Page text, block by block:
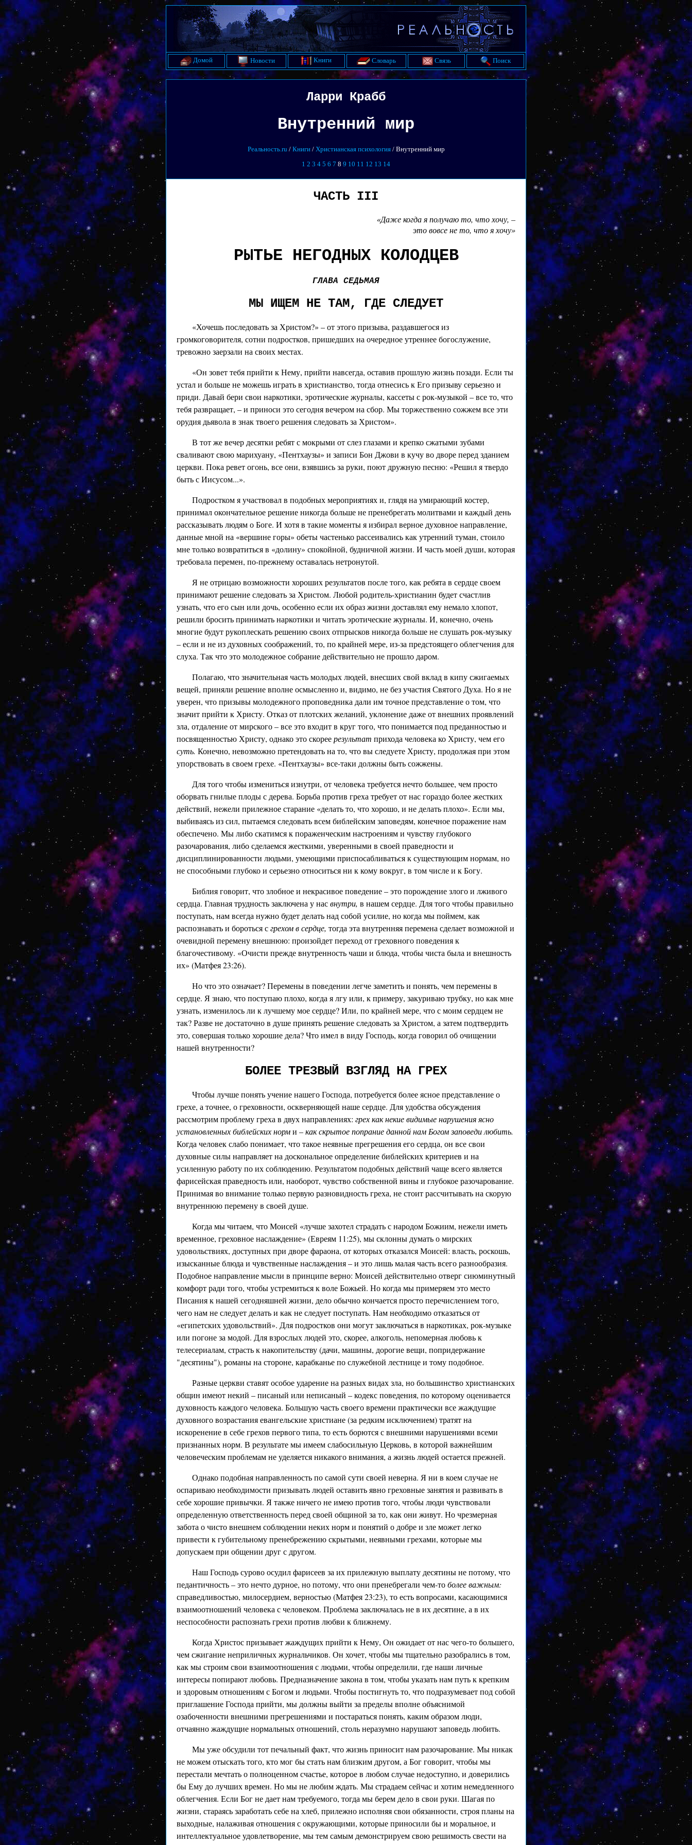
Домой Новости Книги Словарь Связь Поиск
Ларри Крабб
Внутренний мир
Реальность.ru / Книги/ Христианская психология / Внутренний мир
1 2 3 4 5 6 7 8 9 10 11 12 13 14
ЧАСТЬ III
«Даже когда я получаю то, что хочу, –
это вовсе не то, что я хочу»
РЫТЬЕ НЕГОДНЫХ КОЛОДЦЕВ
ГЛАВА СЕДЬМАЯ
МЫ ИЩЕМ НЕ ТАМ, ГДЕ СЛЕДУЕТ
«Хочешь последовать за Христом?» – от этого призыва, раздавшегося из
громкоговорителя, сотни подростков, пришедших на очередное утреннее богослужение,
тревожно заерзали на своих местах.
«Он зовет тебя прийти к Нему, прийти навсегда, оставив прошлую жизнь позади. Если ты
устал и больше не можешь играть в христианство, тогда отнесись к Его призыву серьезно и
приди. Давай бери свои наркотики, эротические журналы, кассеты с рок-музыкой – все то, что
тебя развращает, – и приноси это сегодня вечером на сбор. Мы торжественно сожжем все эти
орудия дьявола в знак твоего решения следовать за Христом».
В тот же вечер десятки ребят с мокрыми от слез глазами и крепко сжатыми зубами
сваливают свою марихуану, «Пентхаузы» и записи Бон Джови в кучу во дворе перед зданием
церкви. Пока ревет огонь, все они, взявшись за руки, поют дружную песню: «Решил я твердо
быть с Иисусом...».
Подростком я участвовал в подобных мероприятиях и, глядя на умирающий костер,
принимал окончательное решение никогда больше не пренебрегать молитвами и каждый день
рассказывать людям о Боге. И хотя в такие моменты я избирал верное духовное направление,
данные мной на «вершине горы» обеты частенько рассеивались как утренний туман, стоило
мне только возвратиться в «долину» спокойной, будничной жизни. И часть моей души, которая
требовала перемен, по-прежнему оставалась нетронутой.
Я не отрицаю возможности хороших результатов после того, как ребята в сердце своем
принимают решение следовать за Христом. Любой родитель-христианин будет счастлив
узнать, что его сын или дочь, особенно если их образ жизни доставлял ему немало хлопот,
решили бросить принимать наркотики и читать эротические журналы. И, конечно, очень
многие будут рукоплескать решению своих отпрысков никогда больше не слушать рок-музыку
– если и не из духовных соображений, то, по крайней мере, из-за предстоящего облегчения для
слуха. Так что это молодежное собрание действительно не прошло даром.
Полагаю, что значительная часть молодых людей, внесших свой вклад в кипу сжигаемых
вещей, приняли решение вполне осмысленно и, видимо, не без участия Святого Духа. Но я не
уверен, что призывы молодежного проповедника дали им точное представление о том, что
значит прийти к Христу. Отказ от плотских желаний, уклонение даже от внешних проявлений
зла, отдаление от мирского – все это входит в круг того, что понимается под преданностью и
посвященностью Христу, однако это скореерезультат прихода человека ко Христу, чем его
суть. Конечно, невозможно претендовать на то, что вы следуете Христу, продолжая при этом
упорствовать в своем грехе. «Пентхаузы» все-таки должны быть сожжены.
Для того чтобы измениться изнутри, от человека требуется нечто большее, чем просто
оборвать гнилые плоды с дерева. Борьба против греха требует от нас гораздо более жестких
действий, нежели прилежное старание «делать то, что хорошо, и не делать плохо». Если мы,
выбиваясь из сил, пытаемся следовать всем библейским заповедям, конечное поражение нам
обеспечено. Мы либо скатимся к пораженческим настроениям и чувству глубокого
разочарования, либо сделаемся жесткими, уверенными в своей праведности и
дисциплинированности людьми, умеющими приспосабливаться к существующим нормам, но
не способными глубоко и серьезно относиться ни к кому вокруг, в том числе и к Богу.
Библия говорит, что злобное и некрасивое поведение – это порождение злого и лживого
сердца. Главная трудность заключена у насвнутри, в нашем сердце. Для того чтобы правильно
поступать, нам всегда нужно будет делать над собой усилие, но когда мы поймем, как
распознавать и бороться сгрехом в сердце, тогда эта внутренняя перемена сделает возможной и
очевидной перемену внешнюю: произойдет переход от греховного поведения к
благочестивому. «Очисти прежде внутренность чаши и блюда, чтобы чиста была и внешность
их» (Матфея 23:26).
Но что это означает? Перемены в поведении легче заметить и понять, чем перемены в
сердце. Я знаю, что поступаю плохо, когда я лгу или, к примеру, закуриваю трубку, но как мне
узнать, изменилось ли к лучшему мое сердце? Или, по крайней мере, что с моим сердцем не
так? Разве не достаточно в душе принять решение следовать за Христом, а затем подтвердить
это, совершая только хорошие дела? Что имел в виду Господь, когда говорил об очищении
нашей внутренности?
БОЛЕЕ ТРЕЗВЫЙ ВЗГЛЯД НА ГРЕХ
Чтобы лучше понять учение нашего Господа, потребуется более ясное представление о
грехе, а точнее, о греховности, оскверняющей наше сердце. Для удобства обсуждения
рассмотрим проблему греха в двух направлениях: грех как некие видимые нарушения ясно
установленных библейских норми –как скрытое попрание данной нам Богом заповеди любить.
Когда человек слабо понимает, что такое неявные прегрешения его сердца, он все свои
духовные силы направляет на доскональное определение библейских критериев и на
усиленную работу по их соблюдению. Результатом подобных действий чаще всего является
фарисейская праведность или, наоборот, чувство собственной вины и глубокое разочарование.
Принимая во внимание только первую разновидность греха, не стоит рассчитывать на скорую
внутреннюю перемену в своей душе.
Когда мы читаем, что Моисей «лучше захотел страдать с народом Божиим, нежели иметь
временное, греховное наслаждение» (Евреям 11:25), мы склонны думать о мирских
удовольствиях, доступных при дворе фараона, от которых отказался Моисей: власть, роскошь,
изысканные блюда и чувственные наслаждения – и это лишь малая часть всего разнообразия.
Подобное направление мысли в принципе верно: Моисей действительно отверг сиюминутный
комфорт ради того, чтобы устремиться к воле Божьей. Но когда мы примеряем это место
Писания к нашей сегодняшней жизни, дело обычно кончается просто перечислением того,
чего нам не следует делать и как не следует поступать. Нам необходимо отказаться от
«египетских удовольствий». Для подростков они могут заключаться в наркотиках, рок-музыке
или погоне за модой. Для взрослых людей это, скорее, алкоголь, непомерная любовь к
телесериалам, страсть к накопительству (дачи, машины, дорогие вещи, попридержание
"десятины"), романы на стороне, карабканье по служебной лестнице и тому подобное.
Разные церкви ставят особое ударение на разных видах зла, но большинство христианских
общин имеют некий – писаный или неписаный – кодекс поведения, по которому оценивается
духовность каждого человека. Большую часть своего времени практически все жаждущие
духовного возрастания евангельские христиане (за редким исключением) тратят на
искоренение в себе грехов первого типа, то есть борются с внешними нарушениями всеми
признанных норм. В результате мы имеем слабосильную Церковь, в которой важнейшим
человеческим проблемам не уделяется никакого внимания, а жизнь людей остается прежней.
Однако подобная направленность по самой сути своей неверна. Я ни в коем случае не
оспариваю необходимости призывать людей оставить явно греховные занятия и развивать в
себе хорошие привычки. Я также ничего не имею против того, чтобы люди чувствовали
определенную ответственность перед своей общиной за то, как они живут. Но чрезмерная
забота о чисто внешнем соблюдении неких норм и понятий о добре и зле может легко
привести к губительному пренебрежению скрытыми, неявными грехами, которые мы
допускаем при общении друг с другом.
Наш Господь сурово осудил фарисеев за их прилежную выплату десятины не потому, что
педантичность – это нечто дурное, но потому, что они пренебрегали чем-тоболее важным:
справедливостью, милосердием, верностью (Матфея 23:23), то есть вопросами, касающимися
взаимоотношений человека с человеком. Проблема заключалась не в их десятине, а в их
неспособности распознать грехи против любви к ближнему.
Когда Христос призывает жаждущих прийти к Нему, Он ожидает от нас чего-то большего,
чем сжигание неприличных журнальчиков. Он хочет, чтобы мы тщательно разобрались в том,
как мы строим свои взаимоотношения с людьми, чтобы определили, где наши личные
интересы попирают любовь. Предназначение закона в том, чтобы указать нам путь к крепким
и здоровым отношениям с Богом и людьми. Чтобы постигнуть то, что подразумевает под собой
приглашение Господа прийти, мы должны выйти за пределы вполне объяснимой
озабоченности внешними прегрешениями и постараться понять, каким образом люди,
отчаянно жаждущие нормальных отношений, столь неразумно нарушают заповедь любить.
Мы уже обсудили тот печальный факт, что жизнь приносит нам разочарование. Мы никак
не можем отыскать того, кто мог бы стать нам близким другом, а Бог говорит, чтобы мы
перестали мечтать о полноценном счастье, которое в любом случае недоступно, и доверились
бы Ему до лучших времен. Но мы не любим ждать. Мы страдаем сейчас и хотим немедленного
облегчения. Если Бог не дает нам требуемого, тогда мы берем дело в свои руки. Шагая по
жизни, стараясь заработать себе на хлеб, прилежно исполняя свои обязанности, строя планы на
выходные, налаживая отношения с окружающими, которые приносили бы и моральное, и
интеллектуальное удовлетворение, мы тем самым демонстрируем свою решимость свести на